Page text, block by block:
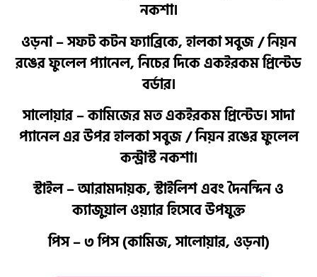
নকশা।
ওড়না – সফট কটন ফ্যাব্রিকে, হালকা সবুজ / নিয়ন
রঙের ফুলেল প্যানেল, নিচের দিকে একইরকম প্রিন্টেড
বর্ডার।
সালোয়ার – কামিজের মত একইরকম প্রিন্টেড। সাদা
প্যানেল এর উপর হালকা সবুজ / নিয়ন রঙের ফুলেল
কন্ট্রাস্ট নকশা।
স্টাইল – আরামদায়ক, স্টাইলিশ এবং দৈনন্দিন ও
ক্যাজুয়াল ওয়্যার হিসেবে উপযুক্ত
পিস – ৩ পিস (কামিজ, সালোয়ার, ওড়না)